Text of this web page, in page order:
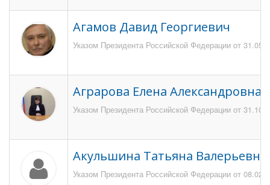
Агамов Давид Георгиевич
Указом Президента Российской Федерации от
Аграрова Елена Александровна
Указом Президента Российской Федерации от
Акульшина Татьяна Валерьевна
Указом Президента Российской Федерации от